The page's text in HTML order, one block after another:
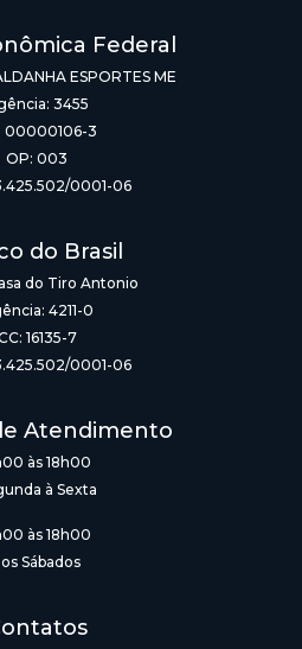
Federal
ESPORTES ME
3455
00000106-3
OP: 003
0001-06
do Brasil
do Tiro Antonio
4211-0
16135-7
0001-06
Atendimento
às 18h00
à Sexta
às 18h00
Sábados